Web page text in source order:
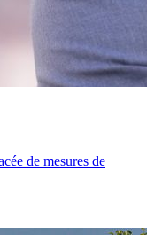
de mesures de